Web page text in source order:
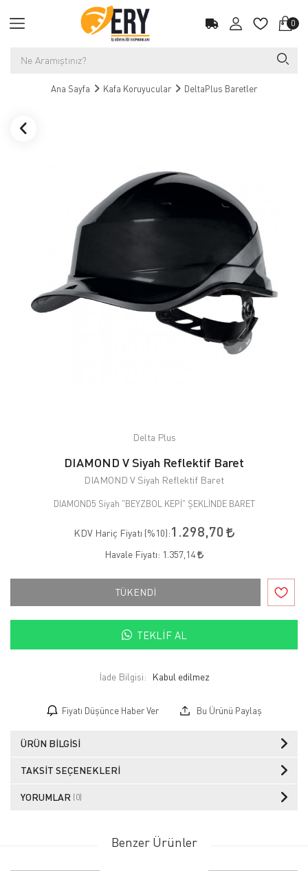
0
Ana Sayfa Kafa Koruyucular DeltaPlus Baretler
Delta Plus
DIAMOND V Siyah Reflektif Baret
DIAMOND V Siyah Reflektif Baret
DIAMOND5 Siyah "BEYZBOL KEPİ" ŞEKLİNDE BARET
KDV Hariç Fiyatı (%10):1.298,70
Havale Fiyatı: 1.357,14
TÜKENDİ
TEKLIF AL
İade Bilgisi:
Fiyatı Düşünce Haber Ver Bu Ürünü Paylaş
ÜRÜN BILGISI
TAKSIT SEÇENEKLERI
YORUMLAR (0)
Benzer Ürünler